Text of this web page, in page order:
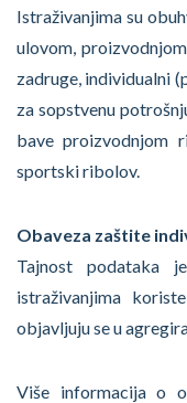
Istraživanjima su
ulovom,
zadruge, individualni
za sopstvenu
bave proizvodnjom
sportski ribolov.
Obaveza zaštite
Tajnost podataka
istraživanjima
objavljuju se u
Više informacija o